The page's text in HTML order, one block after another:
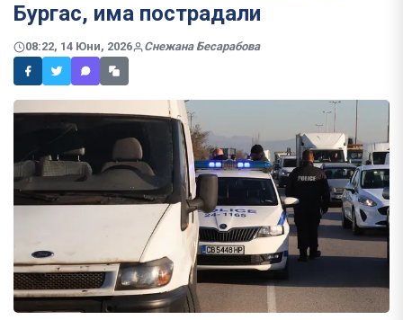
Бургас, има пострадали
08:22, 14 Юни, 2026 Снежана Бесарабова